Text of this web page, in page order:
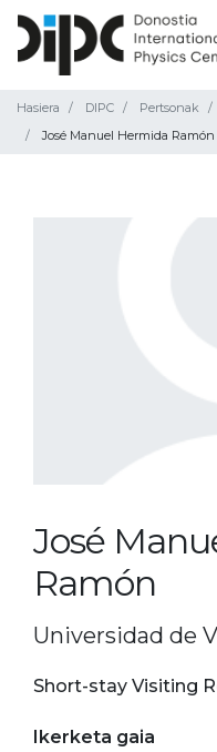
Hasiera DIPC Pertsonak
José Manuel Hermida Ramón
José
Ramón
Universidad de
Short-stay Visiting
Ikerketa gaia